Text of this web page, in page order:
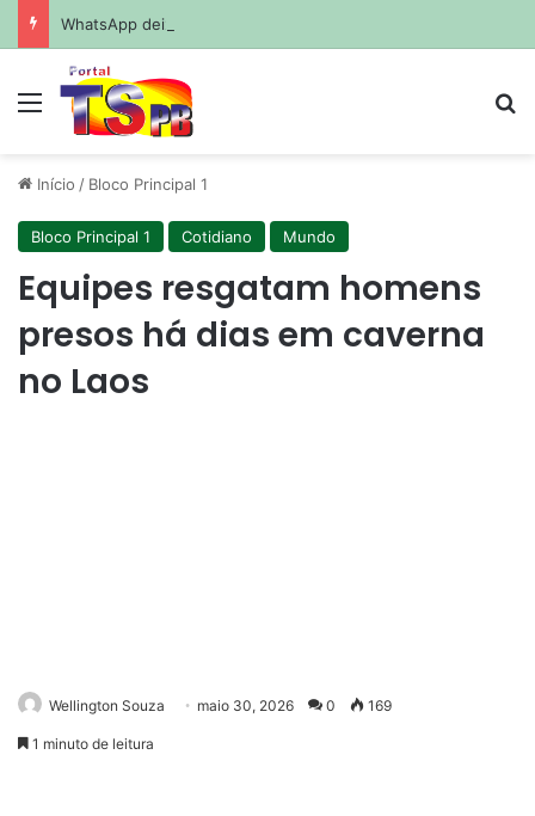
Menu
Início / Bloco Principal 1
Bloco Principal 1 Cotidiano Mundo
Equipes resgatam homens
presos há dias em caverna
no Laos
Wellington Souza maio 30, 2026 0 169
1 minuto de leitura